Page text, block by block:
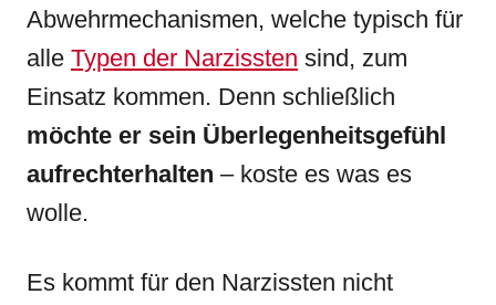
Abwehrmechanismen, welche typisch für
alle Typen der Narzissten sind, zum
Einsatz kommen. Denn schließlich
möchte er sein Überlegenheitsgefühl
aufrechterhalten – koste es was es
wolle.
Es kommt für den Narzissten nicht